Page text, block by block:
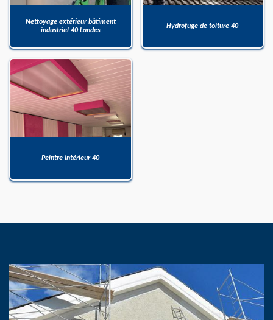
Nettoyage extérieur bâtiment
industriel 40 Landes
Hydrofuge de toiture 40
Peintre Intérieur 40